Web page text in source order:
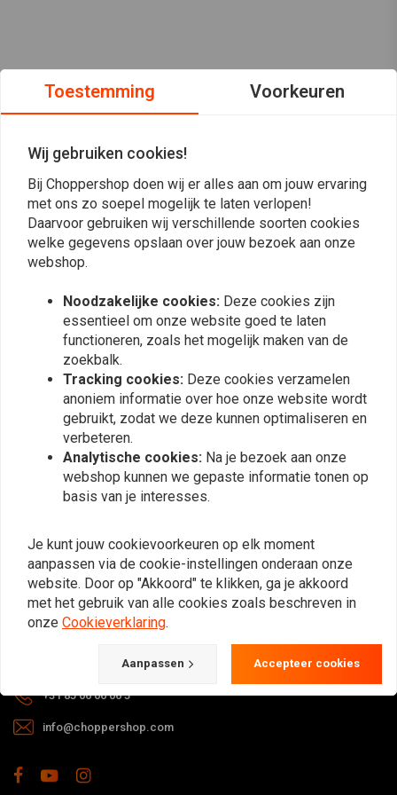
Abonneer
levertijden, retouren & reparaties of
algemene informatie kun je altijd op
één van de onderstaande manieren
Gotenburgweg 46a, 9723 TM Groningen (The Netherlands)
+31 85 06 06 06 5
info@choppershop.com
Toestemming Voorkeuren
Wij gebruiken cookies!
Bij Choppershop doen wij er alles aan om jouw ervaring
met ons zo soepel mogelijk te laten verlopen!
Daarvoor gebruiken wij verschillende soorten cookies
welke gegevens opslaan over jouw bezoek aan onze
webshop.
Noodzakelijke cookies: Deze cookies zijn
essentieel om onze website goed te laten
functioneren, zoals het mogelijk maken van de
zoekbalk.
Tracking cookies: Deze cookies verzamelen
anoniem informatie over hoe onze website wordt
gebruikt, zodat we deze kunnen optimaliseren en
verbeteren.
Analytische cookies: Na je bezoek aan onze
webshop kunnen we gepaste informatie tonen op
basis van je interesses.
Je kunt jouw cookievoorkeuren op elk moment
aanpassen via de cookie-instellingen onderaan onze
website. Door op "Akkoord" te klikken, ga je akkoord
met het gebruik van alle cookies zoals beschreven in
onze Cookieverklaring.
Aanpassen Accepteer cookies